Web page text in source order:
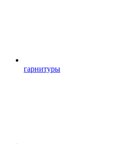
гарнитуры